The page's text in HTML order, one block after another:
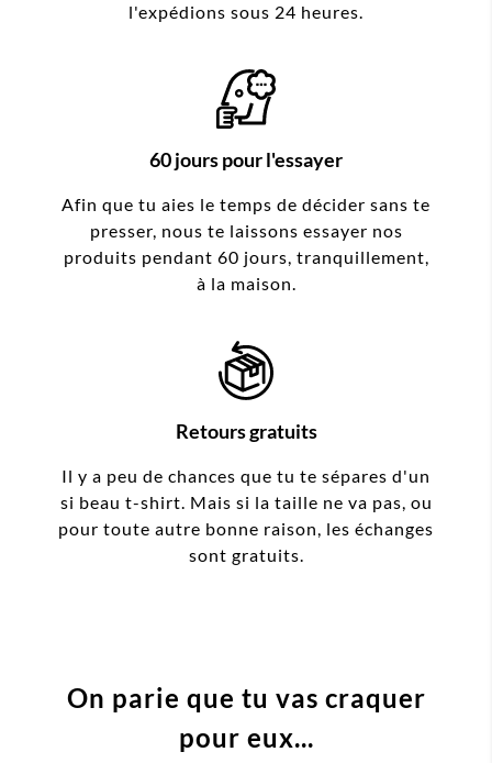
l'expédions sous 24 heures.
60 jours pour l'essayer
Afin que tu aies le temps de décider sans te
presser, nous te laissons essayer nos
produits pendant 60 jours, tranquillement,
à la maison.
Retours gratuits
Il y a peu de chances que tu te sépares d'un
si beau t-shirt. Mais si la taille ne va pas, ou
pour toute autre bonne raison, les échanges
sont gratuits.
On parie que tu vas craquer
pour eux...